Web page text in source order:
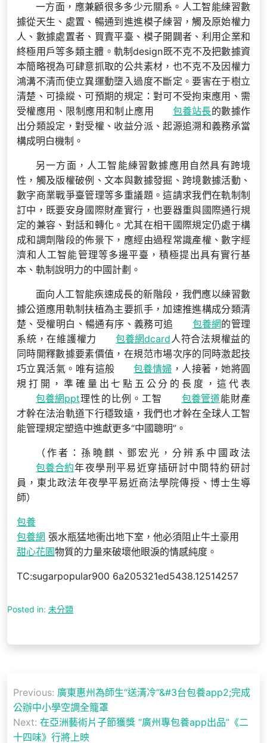
一方面，應兼顧很多多少元關系。人工智能練習數
據從天生、處置、暢通到進進模子練習，觸及原始權力
人、數據處置者、買賣平臺、模子開闢者、利用企業和
終極用戶等多類主體。軌制design既不克不及把數據資
本簡略視為可肆意抓取的公共素材，也不克不及因權力
鴻溝不清而使立異運動墮入過度不斷定。要害在于樹立
清楚、可操縱、可預期的規定：對可不受拘束應用、需
受權應用、限制應用和制止應用
包養站長的數據作
出分類設定，對受權、收益分派、起源追溯和義務承當
構成明白機制。
另一方面，人工智能練習數據應用自然具有跨境
性，觸及版權破例、文本與數據發掘、跨境數據活動、
數字商業戰爭臺管理等多重議題。這請求我們在軌制制
訂中，既要安身國際財產實行，也要器重與國際通行規
定的兼容、對話和轉化。尤其在相干國際規定仍處于構
成和調劑階段的佈景下，應經由過程常識產權、數字經
濟和人工智能管理等多邊平臺，積極提出具有實行基
本、軌制說明力的中國計劃。
面向人工智能疾速成長的新階段，我們應以練習數
據公道應用軌制扶植為主要抓手，加速推進構成分類清
楚、受權明白、暢通有序、義務可追
包養網的管理
系統，在維護權力
包養網dcard人符合法規權益的
同時開釋數據要素價值，在規范市場次序的同時激起技
巧立異活氣。唯有這般
包養情婦 ，人接著，她將圓
規打開，準確量出七點五公分的長度，這代表
包養網ppt理性的比例。工智 包養管道能財產
才幹在法治軌道下行穩致遠，我們也才幹在全球人工智
能管理規定塑造中進獻更多“中國聰明”。
（作者：孫曉麒、鄧宏光，分辨系中國政法
包養合約年夜學刑平易近穿插研討中間特約研討
員，東北政法年夜學平易近商法學院傳授、博士生導
師）
包養
包養網 張水瓶猛地衝出地下室，他必須阻止牛土豪用
甜心花園物質的力量來破壞他眼淚的情感純度。
TC:sugarpopular900 6a205321ed5438.12514257
Posted in: 未分類
章
導
Previous: 廣東惠州為師生“送清冷”&#3台包養app2;完成
公辦中小學空調全籠罩
Next: 在亞洲藝術片子節獲獎 “廣州專包養app出品”《二
十四味》行將上映